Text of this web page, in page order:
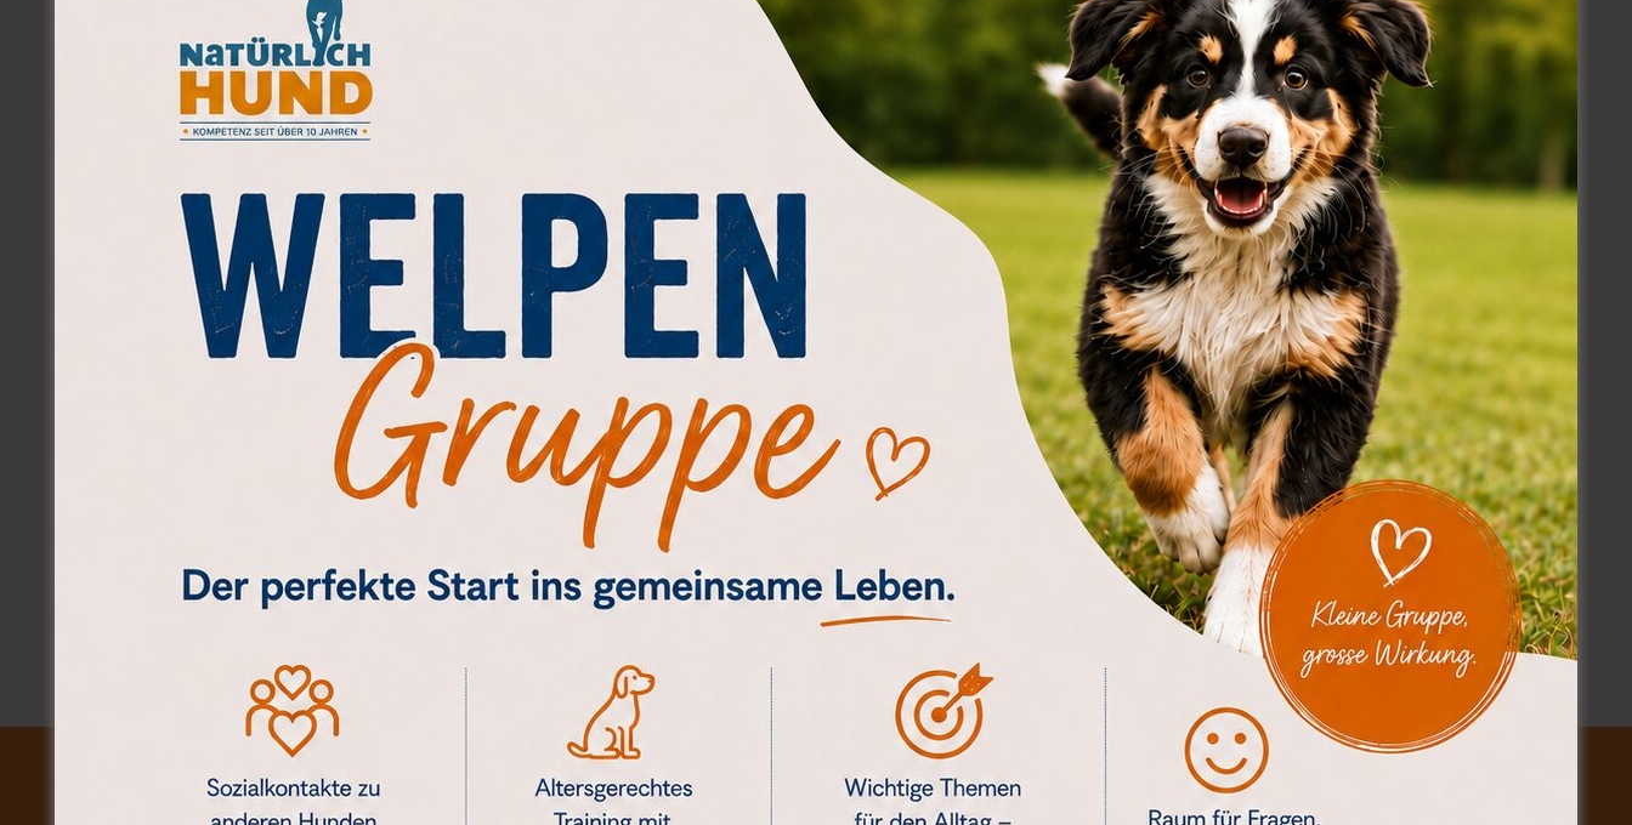
BUCHTIPP! «DU BIST MIR WICHTIG: BINDUNG IN DER MENSCH-HUND
BEZIEHUNG» VON BETTINA MUTSCHLER (D)
24.12.2020
Sicherheit vermitteln, Bedürfnisse befriedigen, Struktur und Orientierung bieten, die
Führung im Rudel übernehmen, aber auch gemeinsame Aktivitäten starten und
zusammen Ruhe und Entspannung genießen – all dies macht eine gute Bindung zum
Hund aus. Bettina Mutschler leitet aus den Erkenntnissen der Bindungsforschung
eine „bindungsgeleitete Hundeerziehung“ ab. Dabei geht es mehr darum, eine
Einstellung zu finden als einen Trainingsansatz. Denn Bindung ist ein tief verankertes,
existenzielles…
Weiterlesen